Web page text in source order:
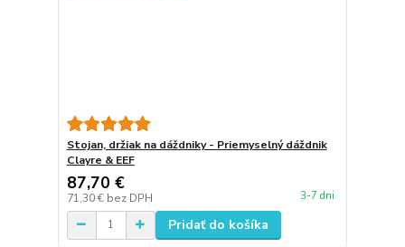
Stojan, držiak na dáždniky - Priemyselný dáždnik
Clayre & EEF
87,70 €
71,30 € bez DPH 3-7 dni
Pridať do košíka